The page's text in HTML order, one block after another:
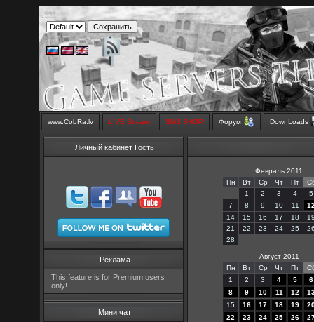
www.CobRa.lv LIVE Stream SMS SHOP Форум DownLoads
Личный кабинет Гость
Реклама
This feature is for Premium users
only!
Мини чат
Февраль 2011
Пн
Вт Ср Чт Пт
1
2 3 4
5
7
8 9 10 11
14
15 16 17 18
21
22 23 24 25
28
Август 2011
Пн
Вт Ср Чт Пт
1
2 3 4 5
6
8
9 10 11 12
15
16 17 18 19
22
23 24 25 26